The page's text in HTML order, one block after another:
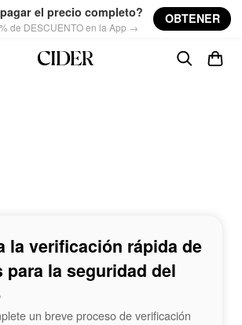
el precio completo?
de DESCUENTO en la App →
OBTENER
la verificación rápida de
para la seguridad del
un breve proceso de verificación